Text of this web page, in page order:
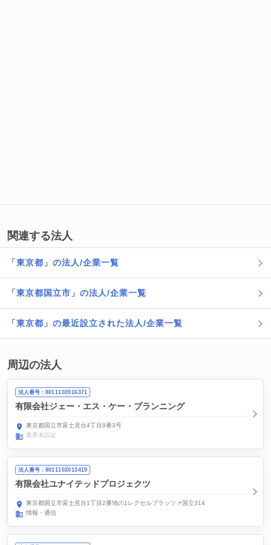
関連する法人
「東京都」の法人/企業一覧
「東京都国立市」の法人/企業一覧
「東京都」の最近設立された法人/企業一覧
周辺の法人
法人番号：8011102016371
有限会社ジェー・エス・ケー・プランニング
東京都国立市富士見台4丁目9番3号
業界未設定
法人番号：8011102013419
有限会社ユナイテッドプロジェクツ
東京都国立市富士見台1丁目2番地の1レクセルプラッツァ国立314
情報・通信